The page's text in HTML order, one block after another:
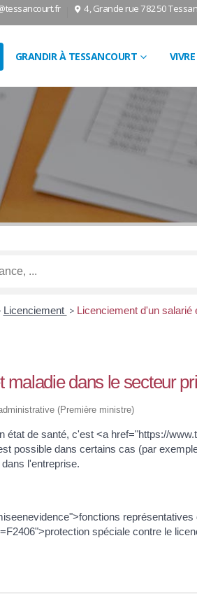
4, Grande rue 78250
GRANDIR À TESSANCOURT
Licenciement > Licenciement d'un salarié
maladie dans le secteur
(Première ministre)
état de santé, c'est <a href="https://
possible dans certains cas (par
l'entreprise.
spéciale contre le